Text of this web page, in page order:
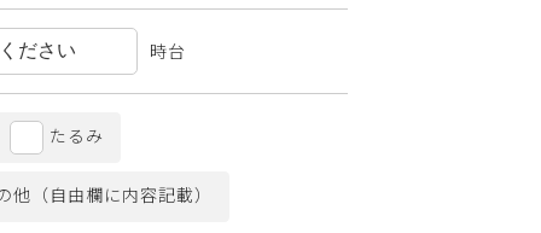
時台
たるみ
他（自由欄に内容記載）